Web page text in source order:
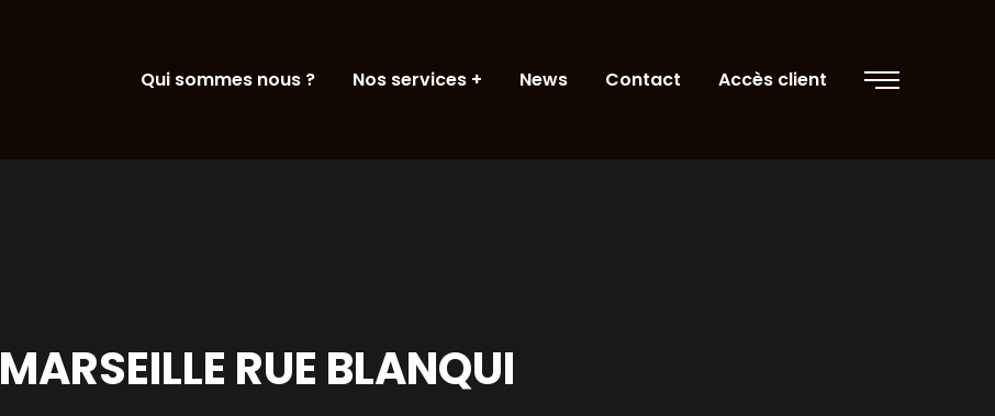
Qui sommes nous ? Nos services News Contact Accès client
MARSEILLE RUE BLANQUI